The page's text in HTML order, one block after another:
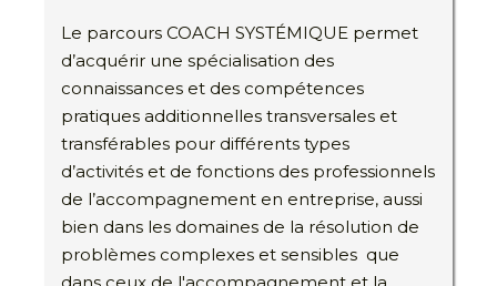
Le parcours COACH SYSTÉMIQUE permet
d’acquérir une spécialisation des
connaissances et des compétences
pratiques additionnelles transversales et
transférables pour différents types
d’activités et de fonctions des professionnels
de l’accompagnement en entreprise, aussi
bien dans les domaines de la résolution de
problèmes complexes et sensibles que